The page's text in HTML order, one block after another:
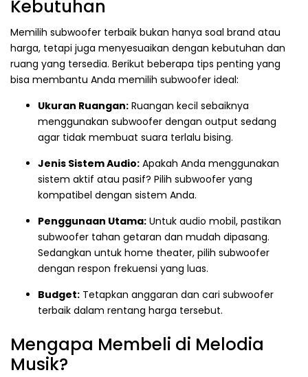
Kebutuhan
Memilih subwoofer terbaik bukan hanya soal brand atau
harga, tetapi juga menyesuaikan dengan kebutuhan dan
ruang yang tersedia. Berikut beberapa tips penting yang
bisa membantu Anda memilih subwoofer ideal:
Ukuran Ruangan: Ruangan kecil sebaiknya
menggunakan subwoofer dengan output sedang
agar tidak membuat suara terlalu bising.
Jenis Sistem Audio: Apakah Anda menggunakan
sistem aktif atau pasif? Pilih subwoofer yang
kompatibel dengan sistem Anda.
Penggunaan Utama: Untuk audio mobil, pastikan
subwoofer tahan getaran dan mudah dipasang.
Sedangkan untuk home theater, pilih subwoofer
dengan respon frekuensi yang luas.
Budget: Tetapkan anggaran dan cari subwoofer
terbaik dalam rentang harga tersebut.
Mengapa Membeli di Melodia
Musik?